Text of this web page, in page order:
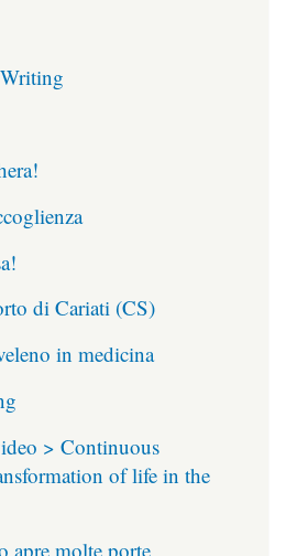
di Cariati (CS)
in medicina
> Continuous
of life in the
apre molte porte